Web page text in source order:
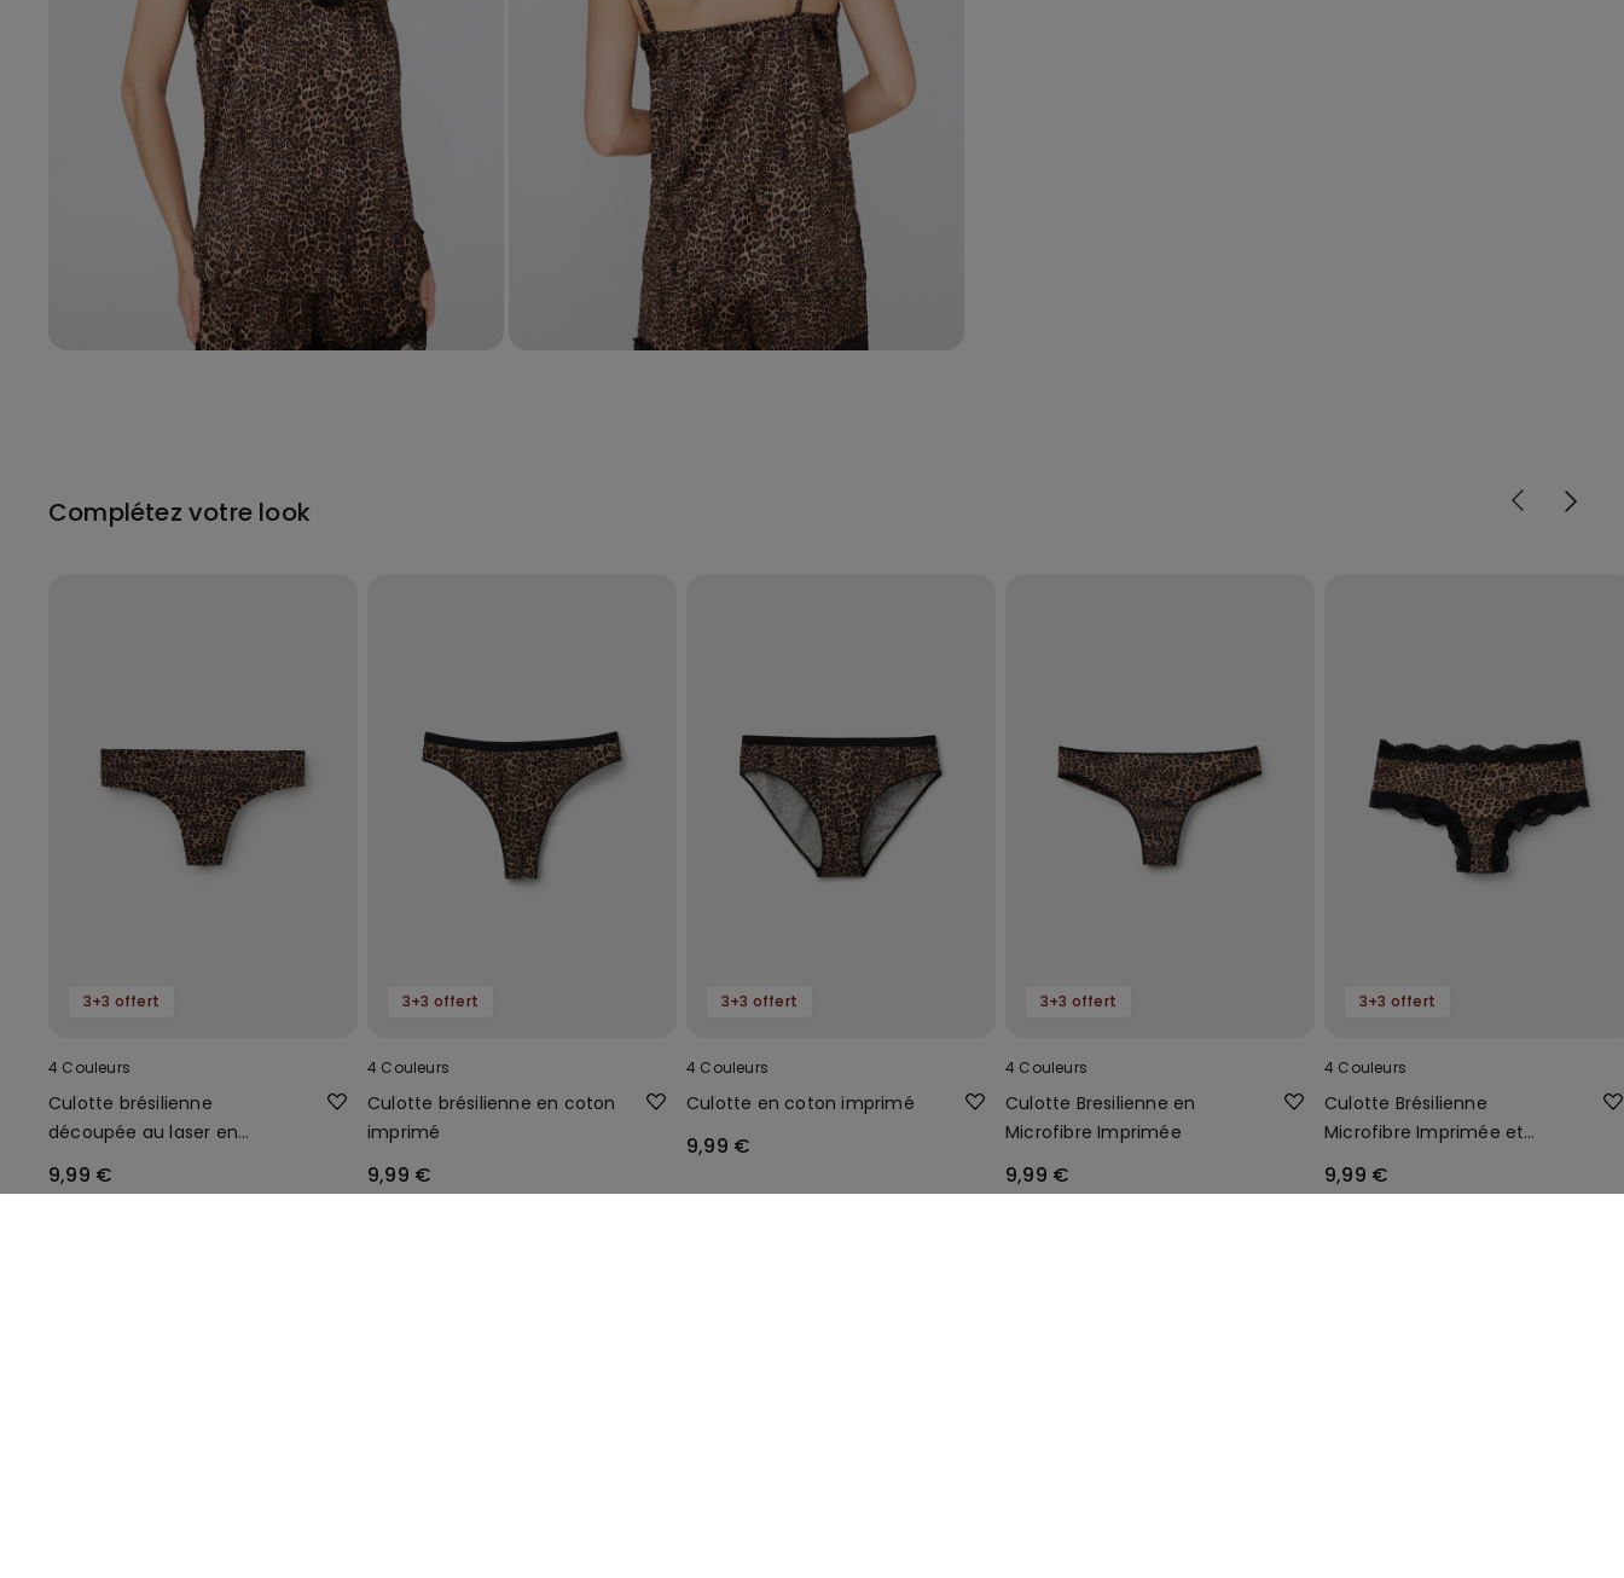
Complétez votre look
3+3 offert
4 Couleurs
Culotte brésilienne
découpée au laser en
9,99 €
3+3 offert
4 Couleurs
Culotte brésilienne en coton
imprimé
9,99 €
3+3 offert
4 Couleurs
Culotte en coton imprimé
9,99 €
3+3 offert
4 Couleurs
Culotte Bresilienne en
Microfibre Imprimée
9,99 €
3+3 offert
4 Couleurs
Culotte Brésilienne
Microfibre Imprimée et
9,99 €